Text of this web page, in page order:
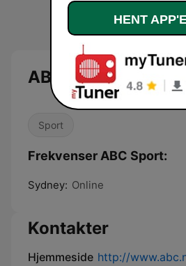
ABC Sport
Sport
Frekvenser ABC Sport:
Sydney: Online
Kontakter
Hjemmeside http://
HENT